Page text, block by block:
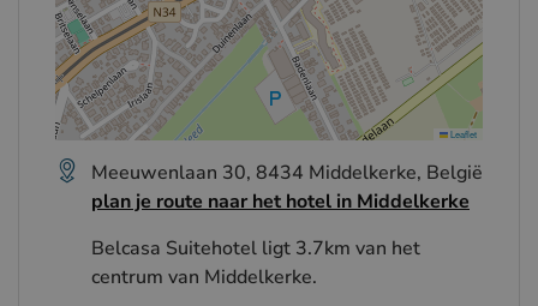
Leaflet
Meeuwenlaan 30, 8434 Middelkerke, België
plan je route naar het hotel in Middelkerke
Belcasa Suitehotel ligt 3.7km van het
centrum van Middelkerke.